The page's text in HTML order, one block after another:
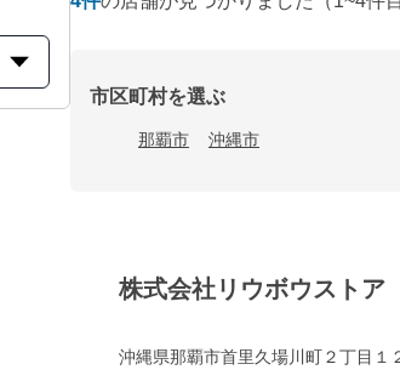
市区町村を選ぶ
那覇市 沖縄市
株式会社リウボウスト
沖縄県那覇市首里久場川町２丁目１